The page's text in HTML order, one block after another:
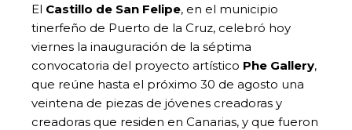
El Castillo de San Felipe, en el municipio
tinerfeño de Puerto de la Cruz, celebró hoy
viernes la inauguración de la séptima
convocatoria del proyecto artístico Phe Gallery,
que reúne hasta el próximo 30 de agosto una
veintena de piezas de jóvenes creadoras y
creadoras que residen en Canarias, y que fueron